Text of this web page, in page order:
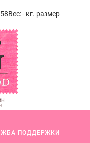
- кг. размер
ПОДДЕРЖКИ